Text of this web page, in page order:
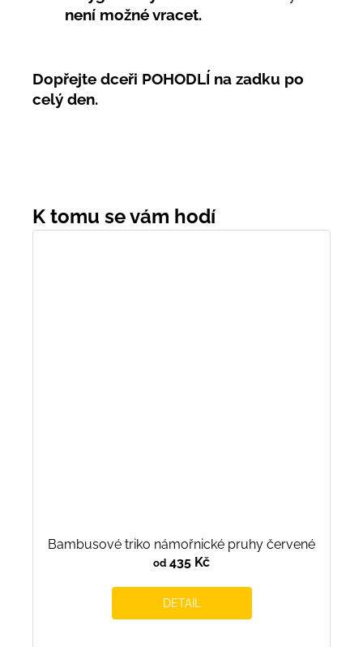
není možné vracet.
Dopřejte dceři POHODLÍ na zadku po
celý den.
Bambusové triko námořnické pruhy červené
od 435 Kč
DETAIL